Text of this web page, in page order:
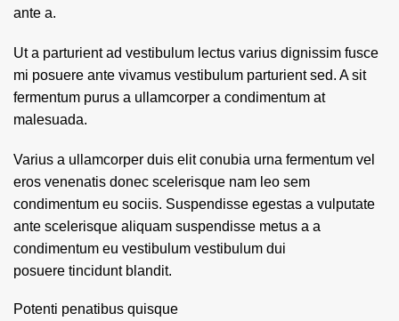
ante a.
Ut a parturient ad vestibulum lectus varius dignissim fusce
mi posuere ante vivamus vestibulum parturient sed. A sit
fermentum purus a ullamcorper a condimentum at
malesuada.
Varius a ullamcorper duis elit conubia urna fermentum vel
eros venenatis donec scelerisque nam leo sem
condimentum eu sociis. Suspendisse egestas a vulputate
ante scelerisque aliquam suspendisse metus a a
condimentum eu vestibulum vestibulum dui
posuere tincidunt blandit.
Potenti penatibus quisque